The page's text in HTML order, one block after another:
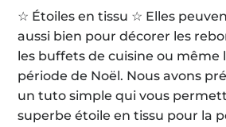
☆ Étoiles en tissu ☆ Elles
aussi bien pour décorer les
les buffets de cuisine ou même
période de Noël. Nous avons
un tuto simple qui vous
superbe étoile en tissu pour la